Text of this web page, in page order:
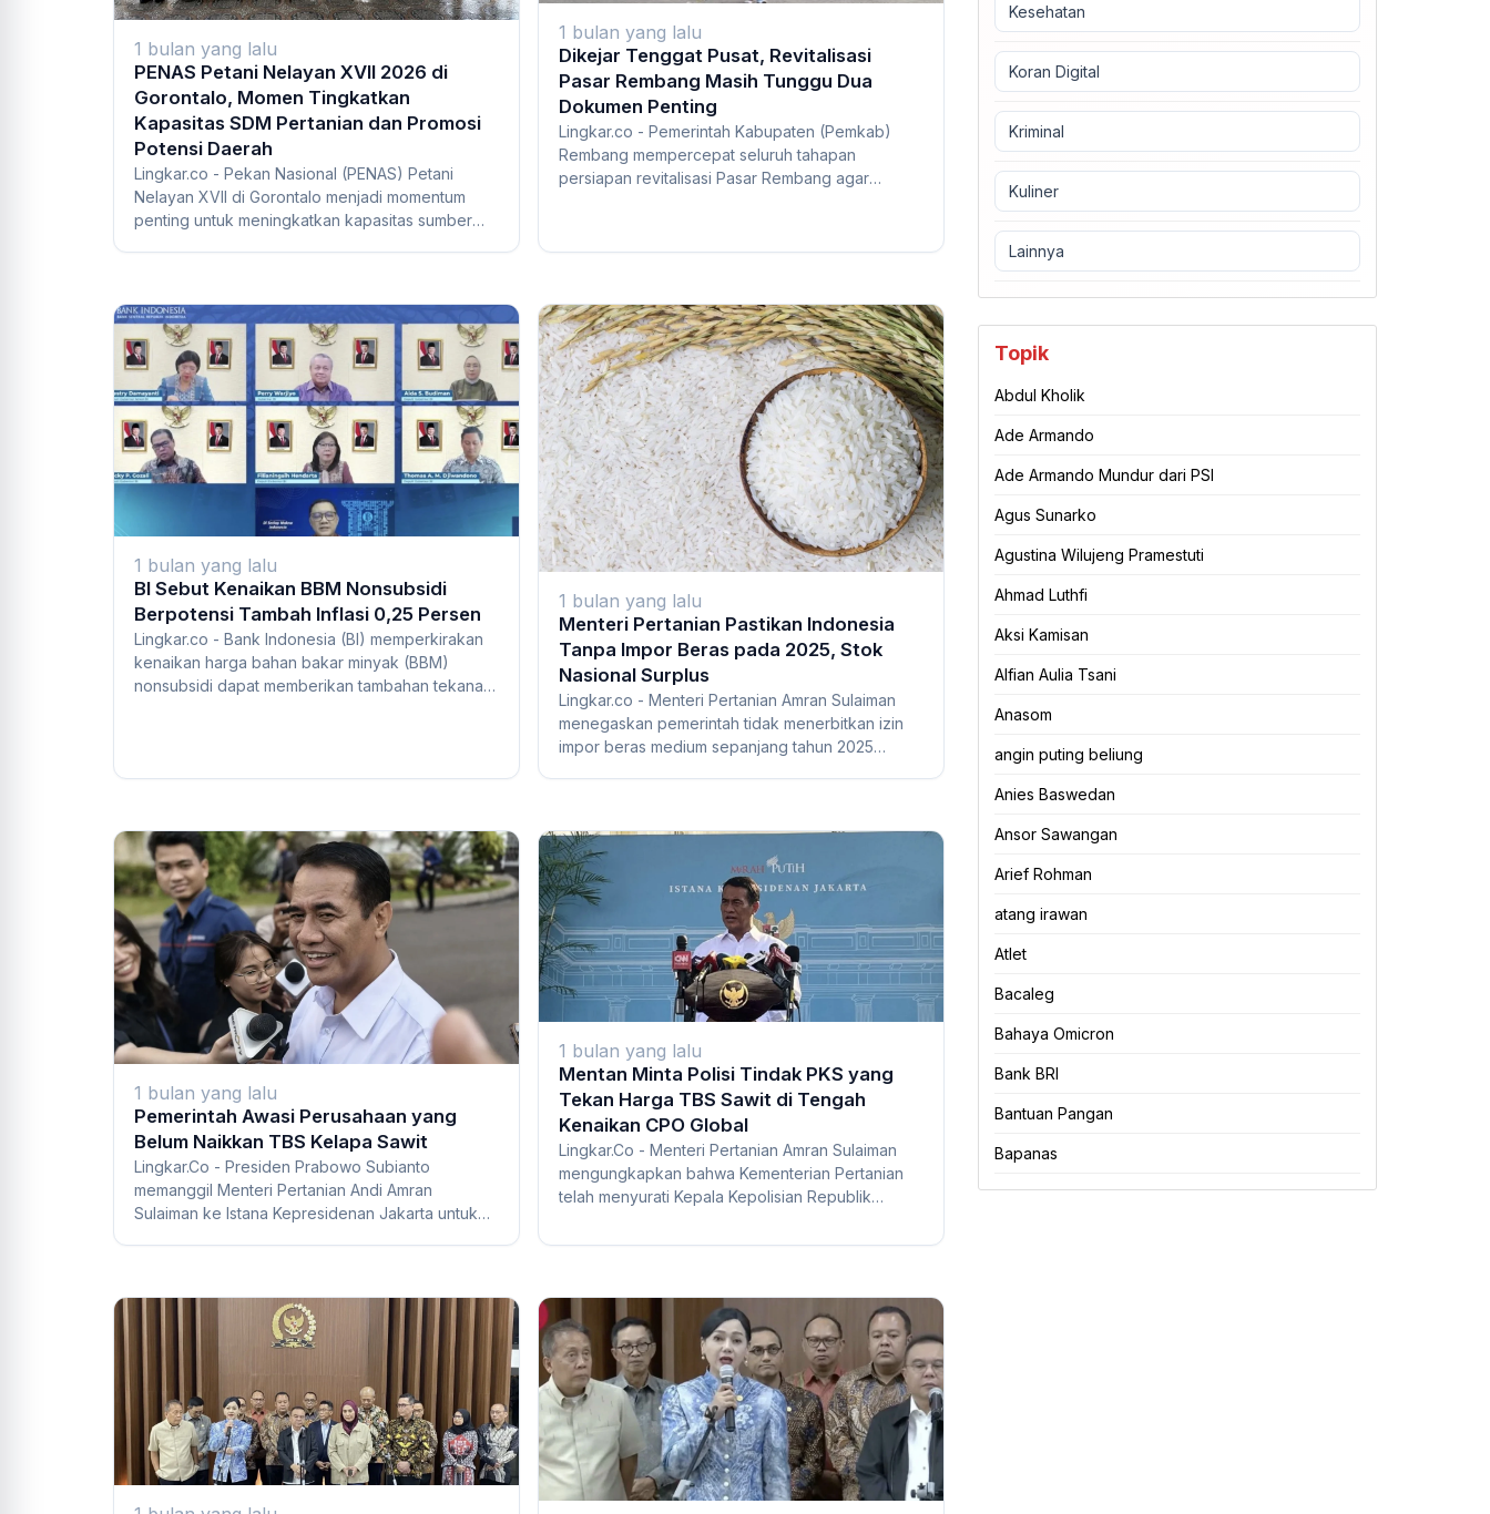
1 bulan yang lalu
PENAS Petani Nelayan XVII 2026 di
Gorontalo, Momen Tingkatkan
Kapasitas SDM Pertanian dan Promosi
Potensi Daerah
Lingkar.co - Pekan Nasional (PENAS) Petani
Nelayan XVII di Gorontalo menjadi momentum
penting untuk meningkatkan kapasitas sumber
1 bulan yang lalu
Dikejar Tenggat Pusat, Revitalisasi
Pasar Rembang Masih Tunggu Dua
Dokumen Penting
Lingkar.co - Pemerintah Kabupaten (Pemkab)
Rembang mempercepat seluruh tahapan
persiapan revitalisasi Pasar Rembang agar
1 bulan yang lalu
BI Sebut Kenaikan BBM Nonsubsidi
Berpotensi Tambah Inflasi 0,25 Persen
Lingkar.co - Bank Indonesia (BI) memperkirakan
kenaikan harga bahan bakar minyak (BBM)
nonsubsidi dapat memberikan tambahan tekanan
1 bulan yang lalu
Menteri Pertanian Pastikan Indonesia
Tanpa Impor Beras pada 2025, Stok
Nasional Surplus
Lingkar.co - Menteri Pertanian Amran Sulaiman
menegaskan pemerintah tidak menerbitkan izin
impor beras medium sepanjang tahun 2025
1 bulan yang lalu
Pemerintah Awasi Perusahaan yang
Belum Naikkan TBS Kelapa Sawit
Lingkar.Co - Presiden Prabowo Subianto
memanggil Menteri Pertanian Andi Amran
Sulaiman ke Istana Kepresidenan Jakarta untuk
1 bulan yang lalu
Mentan Minta Polisi Tindak PKS yang
Tekan Harga TBS Sawit di Tengah
Kenaikan CPO Global
Lingkar.Co - Menteri Pertanian Amran Sulaiman
mengungkapkan bahwa Kementerian Pertanian
telah menyurati Kepala Kepolisian Republik
Kesehatan
Koran Digital
Kriminal
Kuliner
Lainnya
Topik
Abdul Kholik
Ade Armando
Ade Armando Mundur dari PSI
Agus Sunarko
Agustina Wilujeng Pramestuti
Ahmad Luthfi
Aksi Kamisan
Alfian Aulia Tsani
Anasom
angin puting beliung
Anies Baswedan
Ansor Sawangan
Arief Rohman
atang irawan
Atlet
Bacaleg
Bahaya Omicron
Bank BRI
Bantuan Pangan
Bapanas